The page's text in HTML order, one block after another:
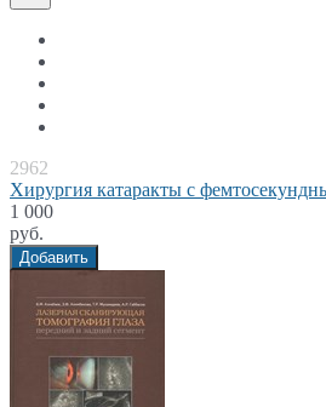
2962
Хирургия катаракты с
1 000
руб.
Добавить